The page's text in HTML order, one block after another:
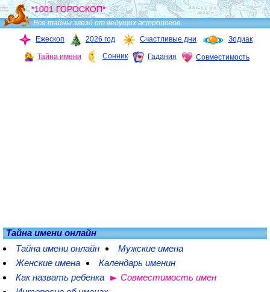
*1001 ГОРОСКОП*
Все тайны звезд от ведущих астрологов
Ежескоп
2026 год Счастливые дни Зодиак
Тайна имени Сонник Гадания Совместимость
Тайна имени онлайн
Тайна имени онлайн
Мужские имена
Женские имена
Календарь именин
Как назвать ребенка
Совместимость имен